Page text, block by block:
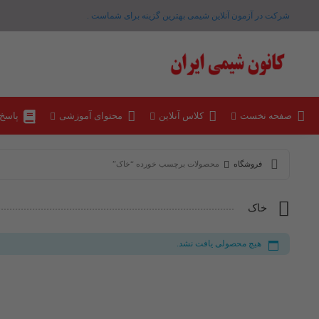
شرکت در آزمون آنلاین شیمی بهترین گزینه برای شماست .
صفحه نخست کلاس آنلاین محتوای آموزشی
فروشگاه محصولات برچسب خورده “خاک”
خاک
هیچ محصولی یافت نشد.